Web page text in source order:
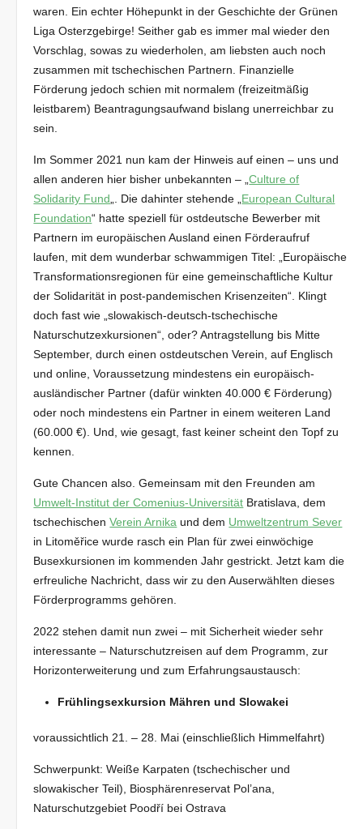
waren. Ein echter Höhepunkt in der Geschichte der Grünen
Liga Osterzgebirge! Seither gab es immer mal wieder den
Vorschlag, sowas zu wiederholen, am liebsten auch noch
zusammen mit tschechischen Partnern. Finanzielle
Förderung jedoch schien mit normalem (freizeitmäßig
leistbarem) Beantragungsaufwand bislang unerreichbar zu
sein.
Im Sommer 2021 nun kam der Hinweis auf einen – uns und
allen anderen hier bisher unbekannten – „Culture of
Solidarity Fund „. Die dahinter stehende „ European Cultural
Foundation“ hatte speziell für ostdeutsche Bewerber mit
Partnern im europäischen Ausland einen Förderaufruf
laufen, mit dem wunderbar schwammigen Titel: „Europäische
Transformationsregionen für eine gemeinschaftliche Kultur
der Solidarität in post-pandemischen Krisenzeiten“. Klingt
doch fast wie „slowakisch-deutsch-tschechische
Naturschutzexkursionen“, oder? Antragstellung bis Mitte
September, durch einen ostdeutschen Verein, auf Englisch
und online, Voraussetzung mindestens ein europäisch-
ausländischer Partner (dafür winkten 40.000 € Förderung)
oder noch mindestens ein Partner in einem weiteren Land
(60.000 €). Und, wie gesagt, fast keiner scheint den Topf zu
kennen.
Gute Chancen also. Gemeinsam mit den Freunden am
Umwelt-Institut der Comenius-Universität Bratislava, dem
tschechischenVerein Arnika und dem Umweltzentrum Sever
in Litoměřice wurde rasch ein Plan für zwei einwöchige
Busexkursionen im kommenden Jahr gestrickt. Jetzt kam die
erfreuliche Nachricht, dass wir zu den Auserwählten dieses
Förderprogramms gehören.
2022 stehen damit nun zwei – mit Sicherheit wieder sehr
interessante – Naturschutzreisen auf dem Programm, zur
Horizonterweiterung und zum Erfahrungsaustausch:
Frühlingsexkursion Mähren und Slowakei
voraussichtlich 21. – 28. Mai (einschließlich Himmelfahrt)
Schwerpunkt: Weiße Karpaten (tschechischer und
slowakischer Teil), Biosphärenreservat Pol’ana,
Naturschutzgebiet Poodří bei Ostrava